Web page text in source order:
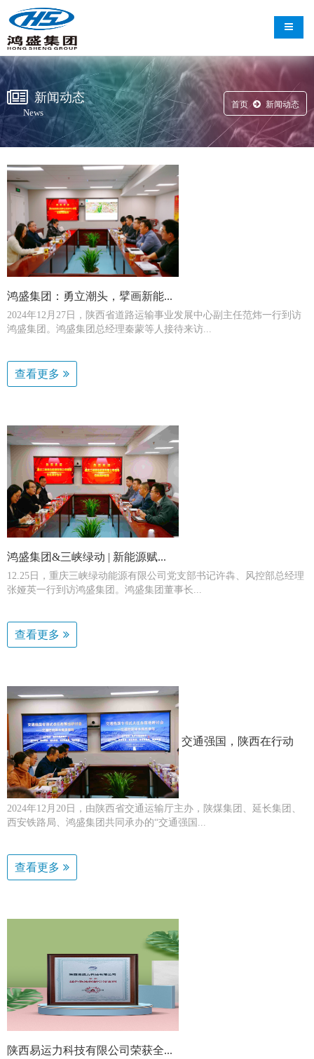
导航
新闻动态
News
首页 新闻动态
鸿盛集团：勇立潮头，擘画新能...
2024年12月27日，陕西省道路运输事业发展中心副主任范炜一行到访
鸿盛集团。鸿盛集团总经理秦蒙等人接待来访...
查看更多
鸿盛集团&三峡绿动 | 新能源赋...
12.25日，重庆三峡绿动能源有限公司党支部书记许犇、风控部总经理
张娅英一行到访鸿盛集团。鸿盛集团董事长...
查看更多
交通强国，陕西在行动
2024年12月20日，由陕西省交通运输厅主办，陕煤集团、延长集团、
西安铁路局、鸿盛集团共同承办的“交通强国...
查看更多
陕西易运力科技有限公司荣获全...